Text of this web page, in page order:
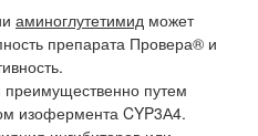
аминоглутетимид может
препарата Провера® и
путем
изофермента CYP3А4.